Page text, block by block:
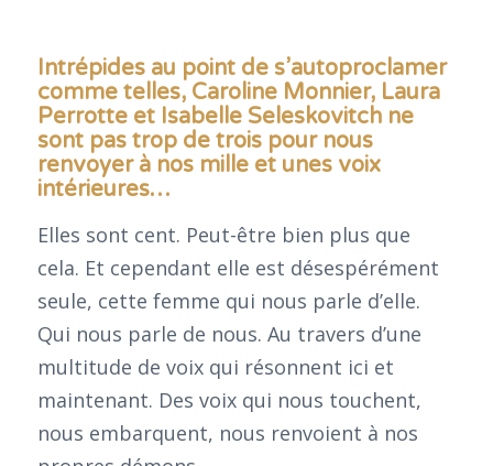
Intrépides au point de s’autoproclamer
comme telles, Caroline Monnier, Laura
Perrotte et Isabelle Seleskovitch ne
sont pas trop de trois pour nous
renvoyer à nos mille et unes voix
intérieures…
Elles sont cent. Peut-être bien plus que
cela. Et cependant elle est désespérément
seule, cette femme qui nous parle d’elle.
Qui nous parle de nous. Au travers d’une
multitude de voix qui résonnent ici et
maintenant. Des voix qui nous touchent,
nous embarquent, nous renvoient à nos